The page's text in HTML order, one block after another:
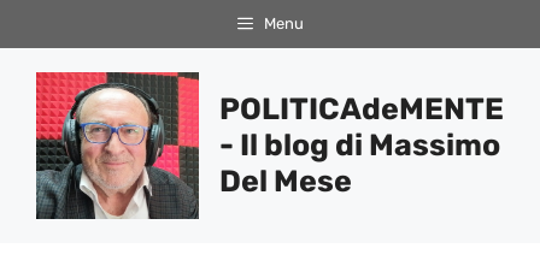
al
contenuto
Menu
POLITICAdeMENTE
- Il blog di Massimo
Del Mese